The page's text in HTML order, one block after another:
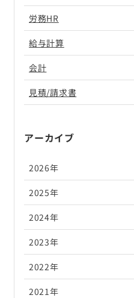
労務HR
給与計算
会計
見積/請求書
アーカイブ
2026年
2026年8月
2026年7月
2026年6月
2026年5月
2026年4月
2025年
2025年12月
2025年11月
2025年10月
2025年9月
2024年
2024年12月
2024年11月
2024年10月
2023年
2023年12月
2023年11月
2022年
2022年12月
2021年